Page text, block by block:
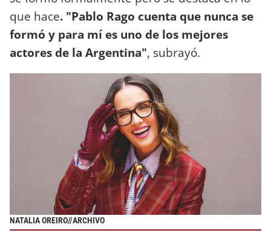
que hace. "Pablo Rago cuenta que nunca se
formó y para mí es uno de los mejores
actores de la Argentina", subrayó.
NATALIA OREIRO//ARCHIVO